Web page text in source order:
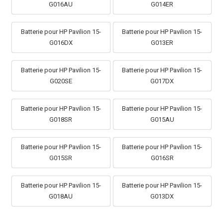
G016AU
G014ER
Batterie pour HP Pavilion 15-
G016DX
Batterie pour HP Pavilion 15-
G013ER
Batterie pour HP Pavilion 15-
G020SE
Batterie pour HP Pavilion 15-
G017DX
Batterie pour HP Pavilion 15-
G018SR
Batterie pour HP Pavilion 15-
G015AU
Batterie pour HP Pavilion 15-
G015SR
Batterie pour HP Pavilion 15-
G016SR
Batterie pour HP Pavilion 15-
G018AU
Batterie pour HP Pavilion 15-
G013DX